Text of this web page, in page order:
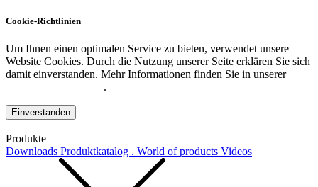
Cookie-Richtlinien
Um Ihnen einen optimalen Service zu bieten, verwendet unsere
Website Cookies. Durch die Nutzung unserer Seite erklären Sie sich
damit einverstanden. Mehr Informationen finden Sie in unserer
.
Einverstanden
Produkte
Downloads Produktkatalog . World of products Videos